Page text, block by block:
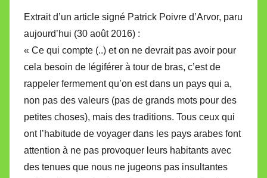
Extrait d’un article signé Patrick Poivre d’Arvor, paru
aujourd’hui (30 août 2016) :
« Ce qui compte (..) et on ne devrait pas avoir pour
cela besoin de légiférer à tour de bras, c’est de
rappeler fermement qu’on est dans un pays qui a,
non pas des valeurs (pas de grands mots pour des
petites choses), mais des traditions. Tous ceux qui
ont l’habitude de voyager dans les pays arabes font
attention à ne pas provoquer leurs habitants avec
des tenues que nous ne jugeons pas insultantes